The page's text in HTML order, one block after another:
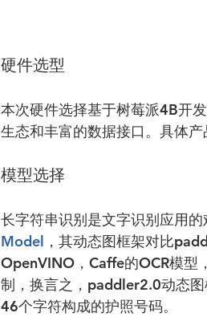
硬件选型
本次硬件选择基于树莓派4B开
生态和丰富的数据接口。具体
模型选择
长字符串识别是文字识别应用
Model ，其动态图框架对比
OpenVINO，Caffe的OCR模型
制，换言之，paddler2.0动态
46个字符构成的护照号码。